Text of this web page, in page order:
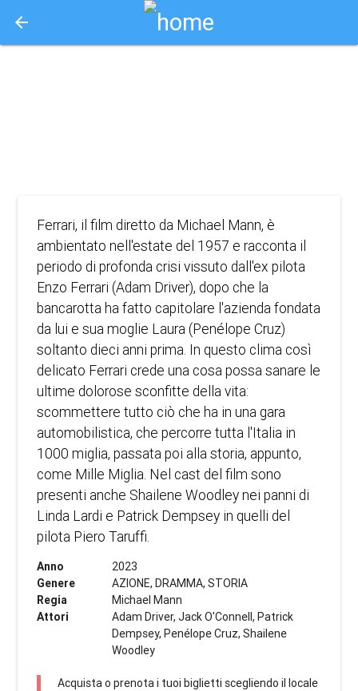
arrow_back
Ferrari, il film diretto da Michael Mann, è
ambientato nell'estate del 1957 e racconta il
periodo di profonda crisi vissuto dall'ex pilota
Enzo Ferrari (Adam Driver), dopo che la
bancarotta ha fatto capitolare l'azienda fondata
da lui e sua moglie Laura (Penélope Cruz)
soltanto dieci anni prima. In questo clima così
delicato Ferrari crede una cosa possa sanare le
ultime dolorose sconfitte della vita:
scommettere tutto ciò che ha in una gara
automobilistica, che percorre tutta l'Italia in
1000 miglia, passata poi alla storia, appunto,
come Mille Miglia. Nel cast del film sono
presenti anche Shailene Woodley nei panni di
Linda Lardi e Patrick Dempsey in quelli del
pilota Piero Taruffi.
Anno
2023
Genere
AZIONE, DRAMMA, STORIA
Regia
Michael Mann
Attori
Adam Driver, Jack O'Connell, Patrick
Dempsey, Penélope Cruz, Shailene
Woodley
Acquista o prenota i tuoi biglietti scegliendo il locale